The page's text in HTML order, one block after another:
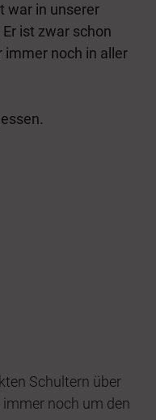
war in unserer
ist zwar schon
immer noch in aller
Schultern über
noch um den